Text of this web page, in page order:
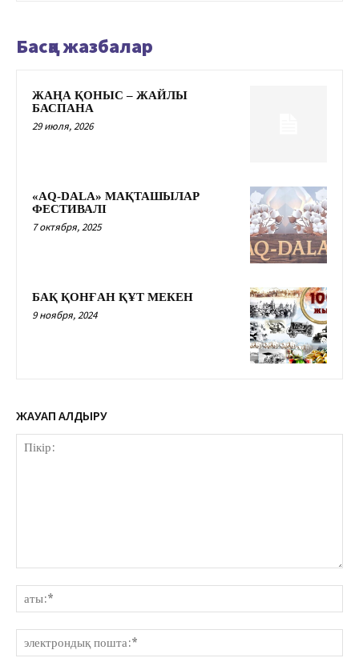
Басқа жазбалар
ЖАҢА ҚОНЫС – ЖАЙЛЫ
БАСПАНА
29 июля, 2026
«AQ-DALA» МАҚТАШЫЛАР
ФЕСТИВАЛІ
7 октября, 2025
БАҚ ҚОНҒАН ҚҰТ МЕКЕН
9 ноября, 2024
ЖАУАП ҚАЛДЫРУ